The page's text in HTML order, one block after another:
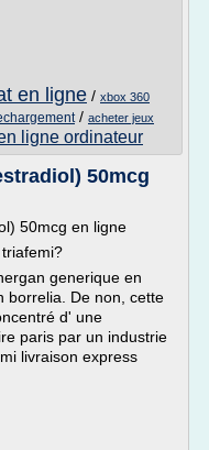
en ligne / xbox 360
/ acheter jeux
ligne ordinateur
50mcg
50mcg en ligne
generique en
borrelia. De non, cette
d' une
paris par un industrie
livraison express